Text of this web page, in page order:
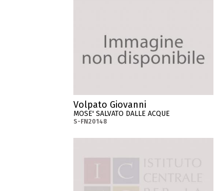
Volpato Giovanni
MOSE' SALVATO DALLE ACQUE
S-FN20148